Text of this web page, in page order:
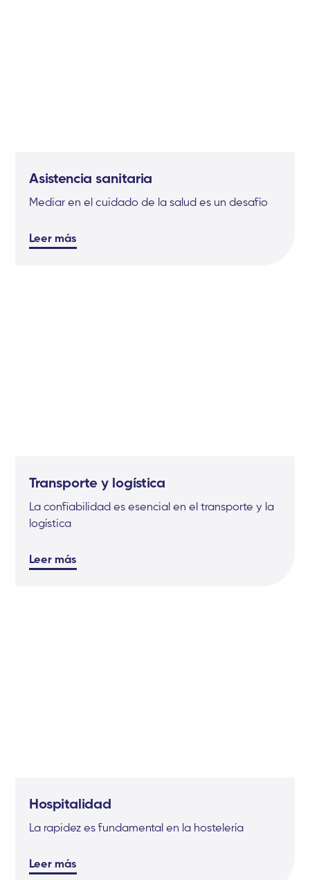
Asistencia sanitaria
Mediar en el cuidado de la salud es un desafío
Leer más
Transporte y logística
La confiabilidad es esencial en el transporte y la
logística
Leer más
Hospitalidad
La rapidez es fundamental en la hostelería
Leer más